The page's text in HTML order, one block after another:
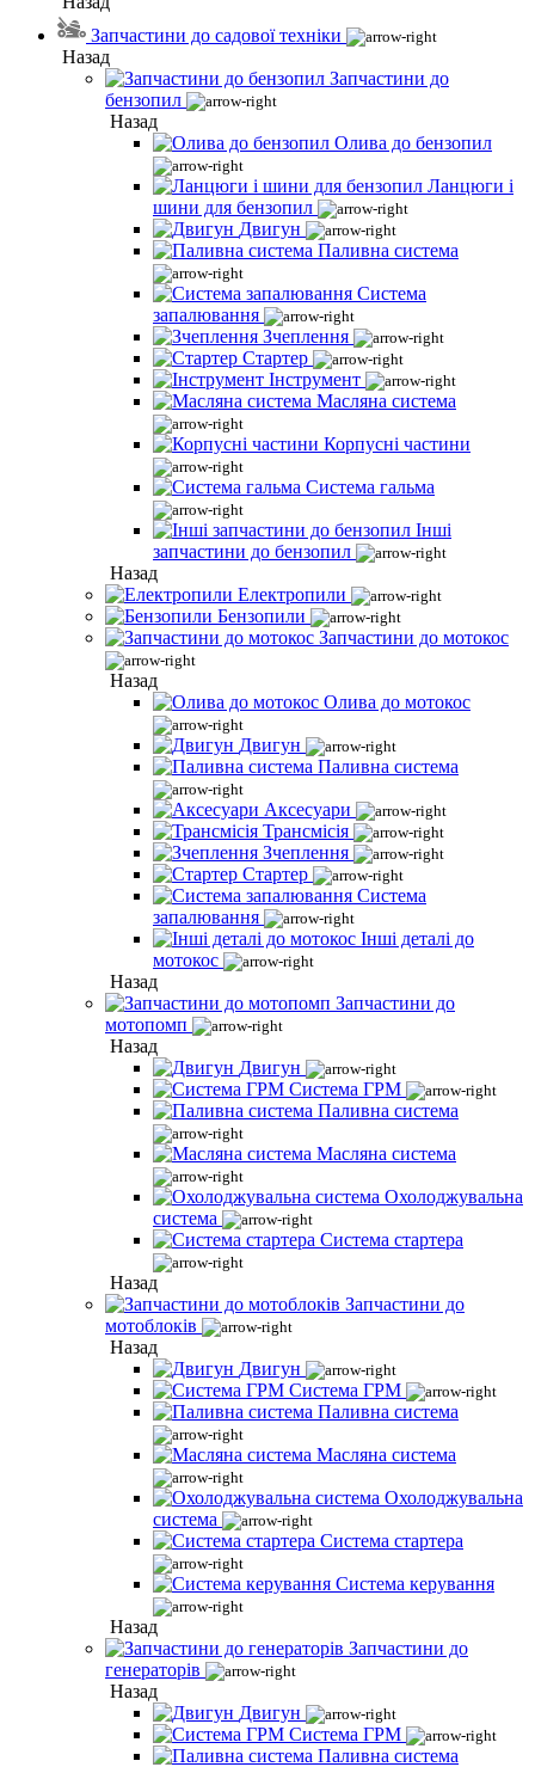
Запчастини до садової техніки
Назад
Запчастини до
бензопил
Назад
Олива до бензопил
Ланцюги і
шини для бензопил
Двигун
Паливна система
Система
запалювання
Зчеплення
Стартер
Інструмент
Масляна система
Корпусні частини
Система гальма
Інші
запчастини до бензопил
Назад
Електропили
Бензопили
Запчастини до мотокос
Назад
Олива до мотокос
Двигун
Паливна система
Аксесуари
Трансмісія
Зчеплення
Стартер
Система
запалювання
Інші деталі до
мотокос
Назад
Запчастини до
мотопомп
Назад
Двигун
Система ГРМ
Паливна система
Масляна система
Охолоджувальна
система
Система стартера
Назад
Запчастини до
мотоблоків
Назад
Двигун
Система ГРМ
Паливна система
Масляна система
Охолоджувальна
система
Система стартера
Система керування
Назад
Запчастини до
генераторів
Назад
Двигун
Система ГРМ
Паливна система